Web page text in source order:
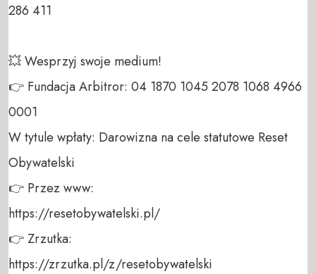
286 411
💥 Wesprzyj swoje medium!
👉 Fundacja Arbitror: 04 1870 1045 2078 1068 4966
0001
W tytule wpłaty: Darowizna na cele statutowe Reset
Obywatelski
👉 Przez www:
https://resetobywatelski.pl/
👉 Zrzutka:
https://zrzutka.pl/z/resetobywatelski